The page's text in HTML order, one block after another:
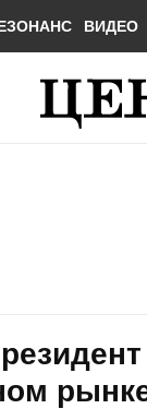
ВИДЕО